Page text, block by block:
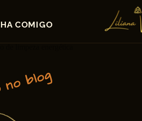
COMIGO
blog